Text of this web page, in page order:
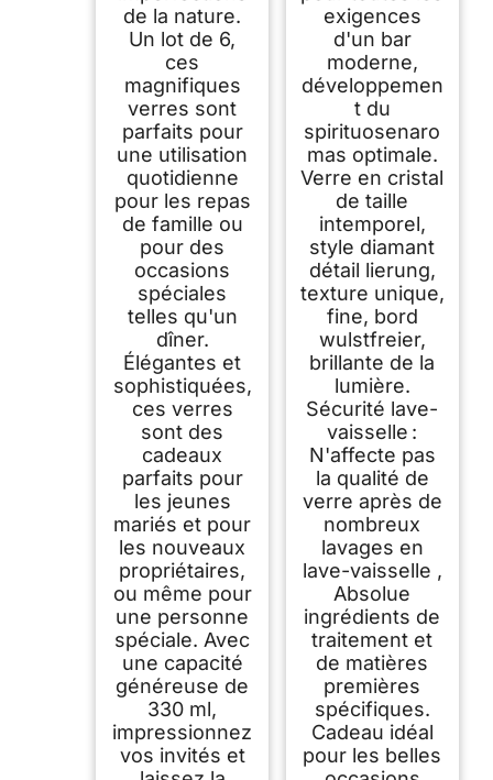
de la nature.
Un lot de 6,
ces
magnifiques
verres sont
parfaits pour
une utilisation
quotidienne
pour les repas
de famille ou
pour des
occasions
spéciales
telles qu'un
dîner.
Élégantes et
sophistiquées,
ces verres
sont des
cadeaux
parfaits pour
les jeunes
mariés et pour
les nouveaux
propriétaires,
ou même pour
une personne
spéciale. Avec
une capacité
généreuse de
330 ml,
impressionnez
vos invités et
exigences
d'un bar
moderne,
développemen
t du
spirituosenaro
mas optimale.
Verre en cristal
de taille
intemporel,
style diamant
détail lierung,
texture unique,
fine, bord
wulstfreier,
brillante de la
lumière.
Sécurité lave-
vaisselle :
N'affecte pas
la qualité de
verre après de
nombreux
lavages en
lave-vaisselle ,
Absolue
ingrédients de
traitement et
de matières
premières
spécifiques.
Cadeau idéal
pour les belles